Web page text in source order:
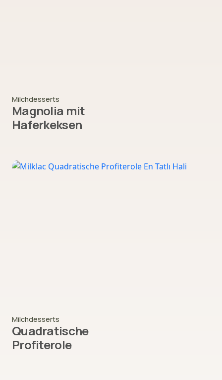
Milchdesserts
Magnolia mit
Haferkeksen
Milchdesserts
Quadratische
Profiterole